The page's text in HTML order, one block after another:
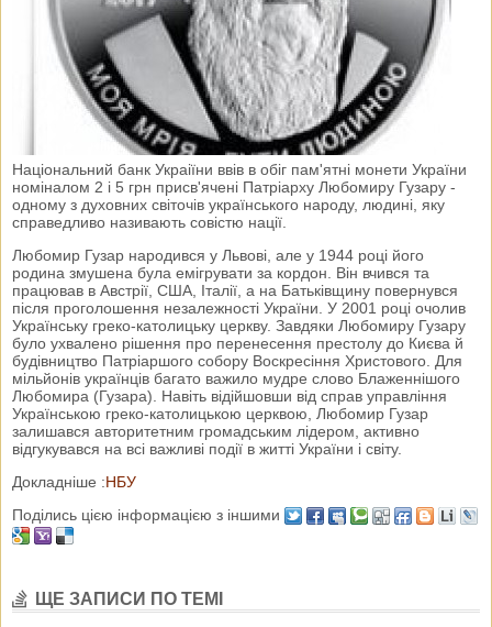
Національний банк Украіїни ввів в обіг пам'ятні монети України
номіналом 2 і 5 грн присв'ячені Патріарху Любомиру Гузару -
одному з духовних світочів українського народу, людині, яку
справедливо називають совістю нації.
Любомир Гузар народився у Львові, але у 1944 році його
родина змушена була емігрувати за кордон. Він вчився та
працював в Австрії, США, Італії, а на Батьківщину повернувся
після проголошення незалежності України. У 2001 році очолив
Українську греко-католицьку церкву. Завдяки Любомиру Гузару
було ухвалено рішення про перенесення престолу до Києва й
будівництво Патріаршого собору Воскресіння Христового. Для
мільйонів українців багато важило мудре слово Блаженнішого
Любомира (Гузара). Навіть відійшовши від справ управління
Українською греко-католицькою церквою, Любомир Гузар
залишався авторитетним громадським лідером, активно
відгукувався на всі важливі події в житті України і світу.
Докладніше :НБУ
Поділись цією інформацією з іншими
ЩЕ ЗАПИСИ ПО ТЕМІ